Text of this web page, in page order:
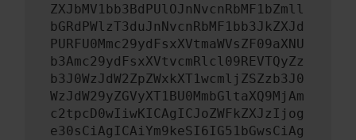
ZXJbMV1bb3BdPUlOJnNvcnRbMF1bZmll
bGRdPWlzT3duJnNvcnRbMF1bb3JkZXJd
PURFU0Mmc29ydFsxXVtmaWVsZF09aXNU
b3Amc29ydFsxXVtvcmRlcl09REVTQyZz
b3J0WzJdW2ZpZWxkXT1wcmljZSZzb3J0
WzJdW29yZGVyXT1BU0MmbGltaXQ9MjAm
c2tpcD0wIiwKICAgICJoZWFkZXJzIjog
e30sCiAgICAiYm9keSI6IG51bGwsCiAg